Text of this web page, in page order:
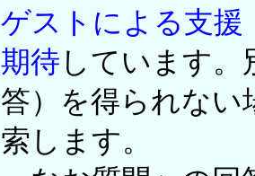
ゲストによる支援
期待 しています
答）を得られない
索します。